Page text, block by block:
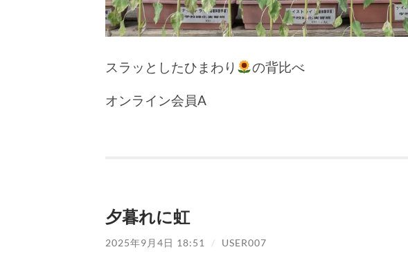
スラッとしたひまわり の背比べ
オンライン会員A
夕暮れに虹
2025年9月4日 18:51 / USER007